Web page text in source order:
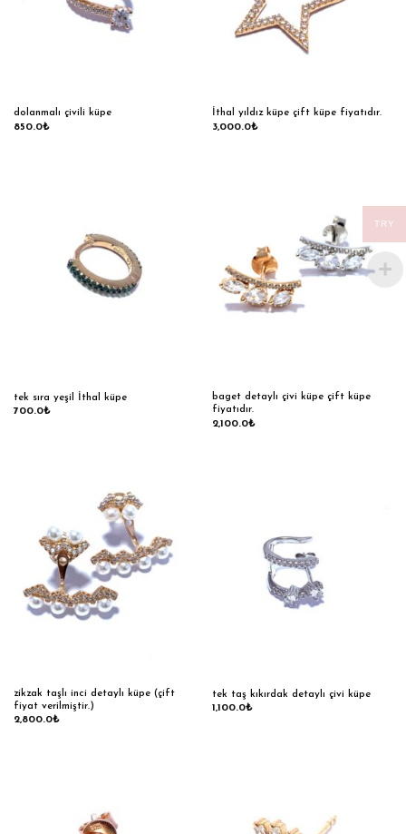
dolanmalı çivili küpe
850.0₺
İthal yıldız küpe çift küpe fiyatıdır.
3,000.0₺
tek sıra yeşil İthal küpe
700.0₺
baget detaylı çivi küpe çift küpe
fiyatıdır.
2,100.0₺
zikzak taşlı inci detaylı küpe (çift
fiyat verilmiştir.)
2,800.0₺
tek taş kıkırdak detaylı çivi küpe
1,100.0₺
TRY